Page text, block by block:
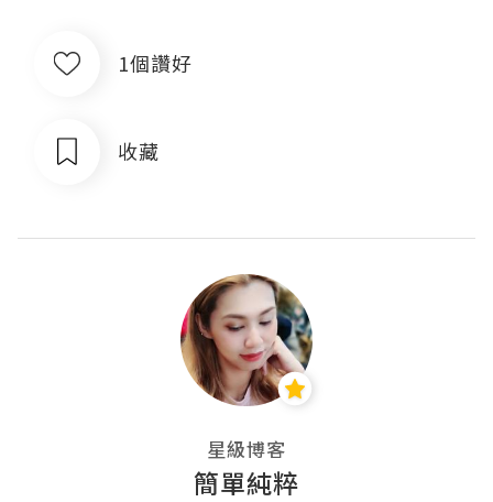
1個讚好
收藏
星級博客
簡單純粹